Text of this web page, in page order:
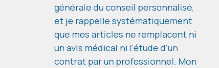
générale du conseil personnalisé,
et je rappelle systématiquement
que mes articles ne remplacent ni
un avis médical ni l'étude d'un
contrat par un professionnel. Mon